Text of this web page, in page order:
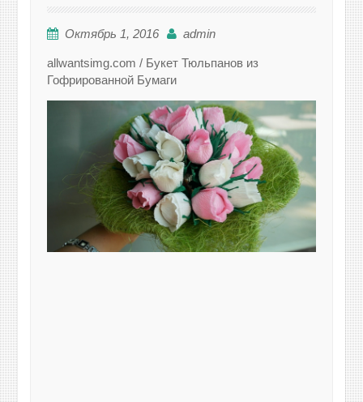
Октябрь 1, 2016 admin
allwantsimg.com / Букет Тюльпанов из
Гофрированной Бумаги